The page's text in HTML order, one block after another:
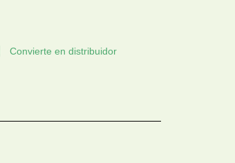
Convierte en distribuidor